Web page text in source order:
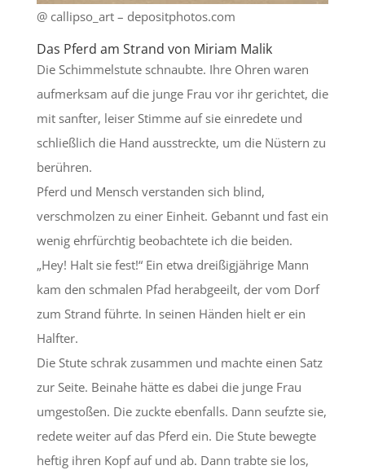
@ callipso_art – depositphotos.com
Das Pferd am Strand von Miriam Malik
Die Schimmelstute schnaubte. Ihre Ohren waren
aufmerksam auf die junge Frau vor ihr gerichtet, die
mit sanfter, leiser Stimme auf sie einredete und
schließlich die Hand ausstreckte, um die Nüstern zu
berühren.
Pferd und Mensch verstanden sich blind,
verschmolzen zu einer Einheit. Gebannt und fast ein
wenig ehrfürchtig beobachtete ich die beiden.
„Hey! Halt sie fest!“ Ein etwa dreißigjährige Mann
kam den schmalen Pfad herabgeeilt, der vom Dorf
zum Strand führte. In seinen Händen hielt er ein
Halfter.
Die Stute schrak zusammen und machte einen Satz
zur Seite. Beinahe hätte es dabei die junge Frau
umgestoßen. Die zuckte ebenfalls. Dann seufzte sie,
redete weiter auf das Pferd ein. Die Stute bewegte
heftig ihren Kopf auf und ab. Dann trabte sie los,